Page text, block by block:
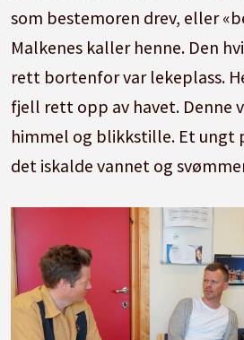
som bestemoren drev, eller
Malkenes kaller henne. Den
rett bortenfor var lekeplass.
fjell rett opp av havet. Denne
himmel og blikkstille. Et ungt
det iskalde vannet og